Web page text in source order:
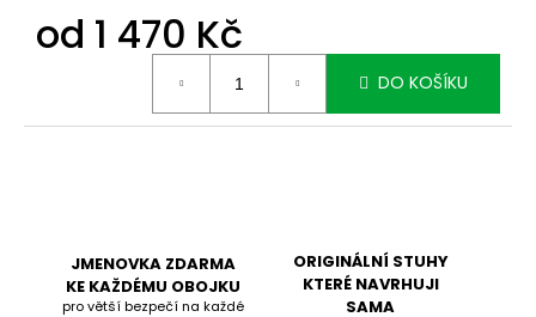
od 1 470 Kč
DO KOŠÍKU
JMENOVKA ZDARMA
KE KAŽDÉMU OBOJKU
pro větší bezpečí na každé
ORIGINÁLNÍ STUHY
KTERÉ NAVRHUJI
SAMA